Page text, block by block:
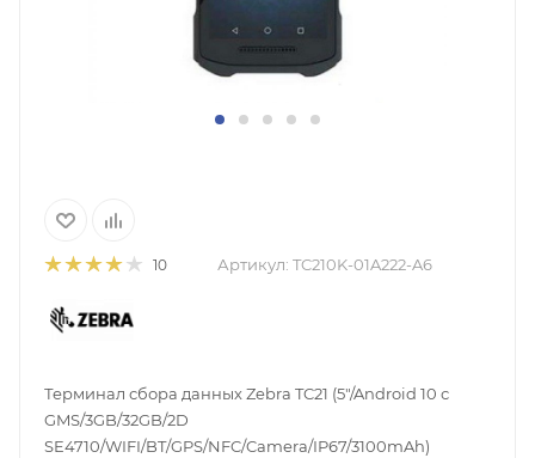
10 Артикул: TC210K-01A222-A6
Терминал сбора данных Zebra TC21 (5"/Android 10 с
GMS/3GB/32GB/2D
SE4710/WIFI/BT/GPS/NFC/Camera/IP67/3100mAh)